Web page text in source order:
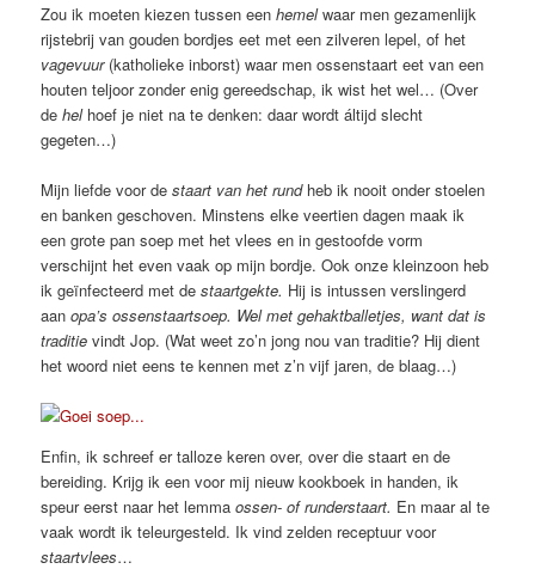
Zou ik moeten kiezen tussen een hemelwaar men gezamenlijk
rijstebrij van gouden bordjes eet met een zilveren lepel, of het
vagevuur(katholieke inborst) waar men ossenstaart eet van een
houten teljoor zonder enig gereedschap, ik wist het wel… (Over
dehelhoef je niet na te denken: daar wordt áltijd slecht
gegeten…)
Mijn liefde voor destaart van het rundheb ik nooit onder stoelen
en banken geschoven. Minstens elke veertien dagen maak ik
een grote pan soep met het vlees en in gestoofde vorm
verschijnt het even vaak op mijn bordje. Ook onze kleinzoon heb
ik geïnfecteerd met destaartgekte. Hij is intussen verslingerd
aanopa’s ossenstaartsoep. Wel met gehaktballetjes, want dat is
traditie vindt Jop. (Wat weet zo’n jong nou van traditie? Hij dient
het woord niet eens te kennen met z’n vijf jaren, de blaag…)
Enfin, ik schreef er talloze keren over, over die staart en de
bereiding. Krijg ik een voor mij nieuw kookboek in handen, ik
speur eerst naar het lemmaossen- of runderstaart. En maar al te
vaak wordt ik teleurgesteld. Ik vind zelden receptuur voor
staartvlees…